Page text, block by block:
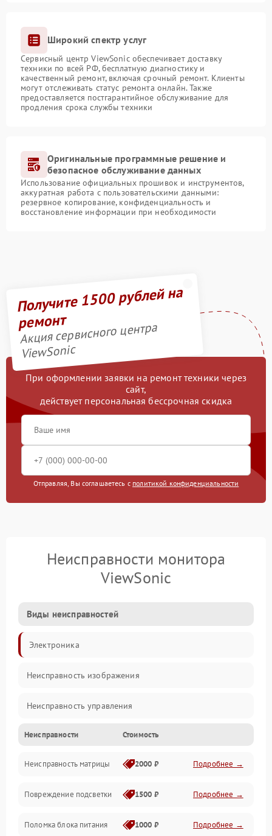
Широкий спектр услуг
Сервисный центр ViewSonic обеспечивает доставку
техники по всей РФ, бесплатную диагностику и
качественный ремонт, включая срочный ремонт. Клиенты
могут отслеживать статус ремонта онлайн. Также
предоставляется постгарантийное обслуживание для
продления срока службы техники
Оригинальные программные решение и
безопасное обслуживание данных
Использование официальных прошивок и инструментов,
аккуратная работа с пользовательскими данными:
резервное копирование, конфиденциальность и
восстановление информации при необходимости
Получите 1500 рублей на
ремонт
Акция сервисного центра
ViewSonic
При оформлении заявки на ремонт техники через
сайт,
действует персональная бессрочная скидка
Отправляя, Вы соглашаетесь с политикой конфиденциальности
Неисправности монитора
ViewSonic
Виды неисправностей
Электроника
Неисправность изображения
Неисправность управления
Неисправность интерфейсов
Прочие неисправности
Неисправность звука
Механические повреждения
Неисправности Стоимость
Неисправность матрицы 2000 ₽ Подробнее →
Повреждение подсветки 1500 ₽ Подробнее →
Поломка блока питания 1000 ₽ Подробнее →